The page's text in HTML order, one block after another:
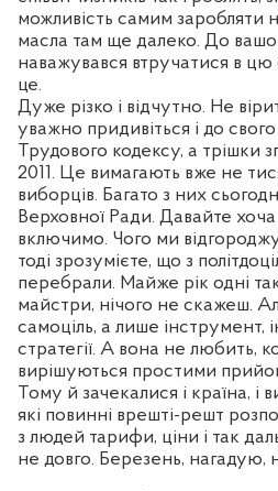
можливість самим заробляти
масла там ще далеко. До
наважувався втручатися в
це.
Дуже різко і відчутно. Не
уважно придивіться і до
Трудового кодексу, а трішки
2011. Це вимагають вже не
виборців. Багато з них
Верховної Ради. Давайте
включимо. Чого ми
тоді зрозумієте, що з
перебрали. Майже рік одні
майстри, нічого не скажеш.
самоціль, а лише інструмент,
стратегії. А вона не любить,
вирішуються простими
Тому й зачекалися і країна, і
які повинні врешті-решт
з людей тарифи, ціни і так
не довго. Березень, нагадую,